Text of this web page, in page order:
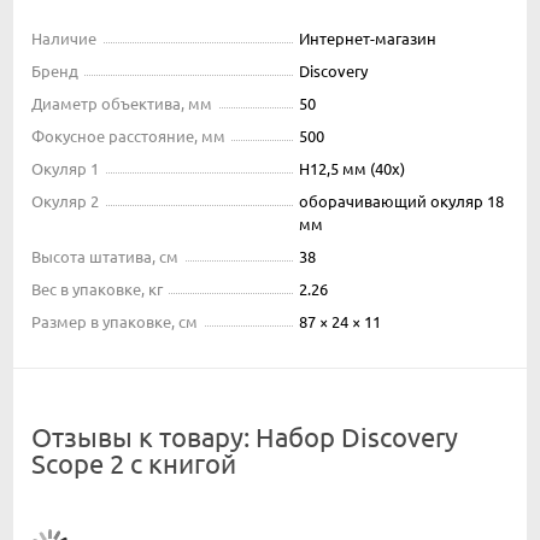
Наличие
Интернет-магазин
Бренд
Discovery
Диаметр объектива, мм
50
Фокусное расстояние, мм
500
Окуляр 1
H12,5 мм (40x)
Окуляр 2
оборачивающий окуляр 18
мм
Высота штатива, см
38
Вес в упаковке, кг
2.26
Размер в упаковке, см
87 × 24 × 11
Отзывы к товару: Набор Discovery
Scope 2 с книгой